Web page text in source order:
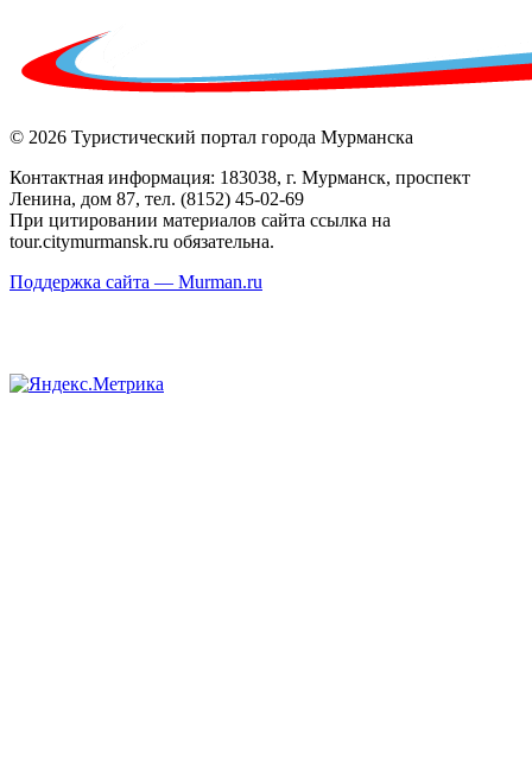
© 2026 Туристический портал города Мурманска
Контактная информация: 183038, г. Мурманск, проспект
Ленина, дом 87, тел. (8152) 45-02-69
При цитировании материалов сайта ссылка на
tour.citymurmansk.ru обязательна.
Поддержка сайта — Murman.ru